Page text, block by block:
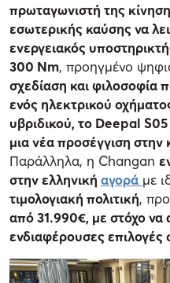
πρωταγωνιστή της
εσωτερικής καύσης να
ενεργειακός
300 Nm, προηγμένο
σχεδίαση και φιλοσοφία
ενός ηλεκτρικού
υβριδικού, το Deepal
μια νέα προσέγγιση στην
Παράλληλα, η Changan
στην ελληνική αγορά με
τιμολογιακή πολιτική,
από 31.990€, με στόχο να
ενδιαφέρουσες επιλογές